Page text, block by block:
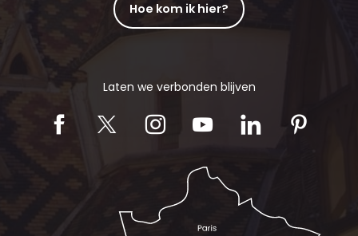
Hoe kom ik hier?
Laten we verbonden blijven